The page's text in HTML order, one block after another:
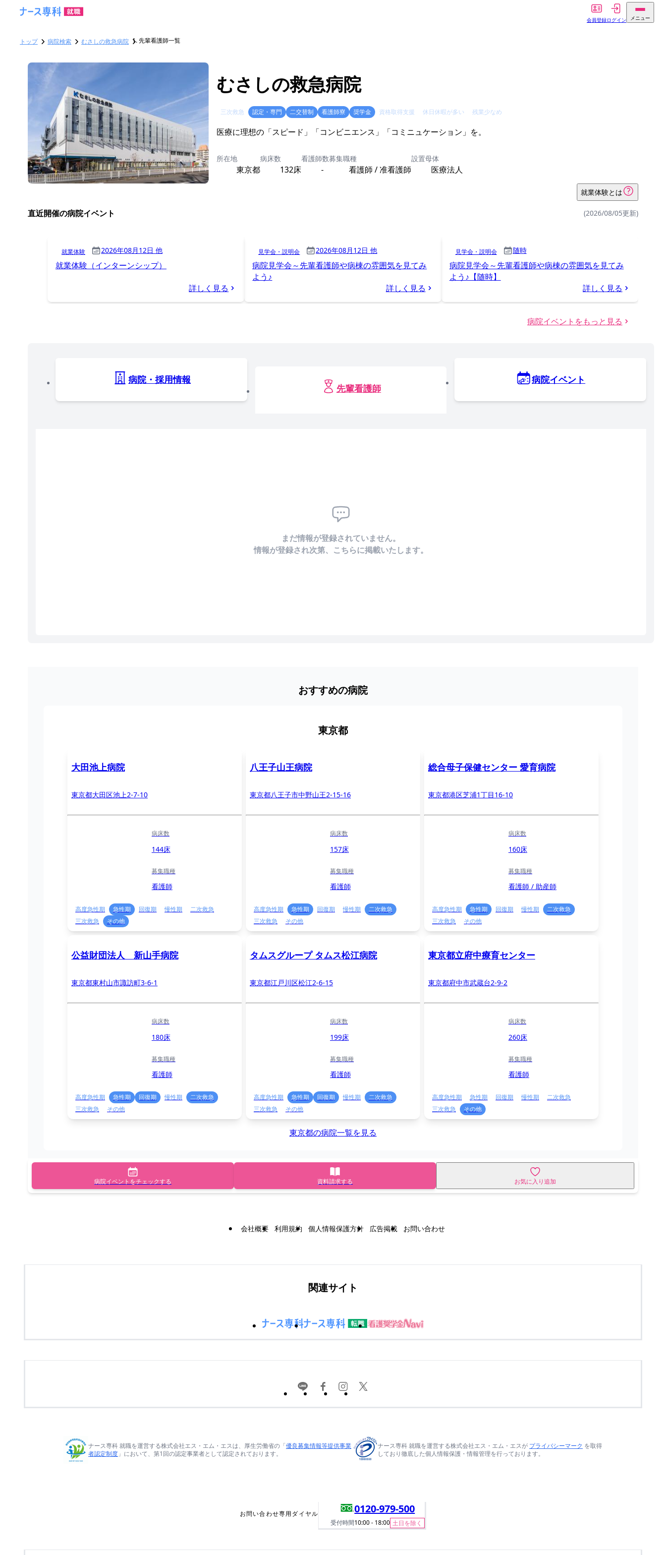
会員登録ログイン メニュー
トップ 病院検索 むさしの救急病院 先輩看護師一覧
むさしの救急病院
三次救急 認定・専門 二交替制 看護師寮 奨学金 資格取得支援 休日休暇が多い 残業少なめ
所在地
東京都
病床数
132床
看護師数
-
募集職種
看護師 / 准看護師
設置母体
医療法人
就業体験とは
直近開催の病院イベント (2026/08/05更新)
就業体験 2026年08月12日 他
就業体験（インターンシップ）
詳しく見る
見学会・説明会 2026年08月12日 他
病院見学会～先輩看護師や病棟の雰囲気を見てみ
よう♪
詳しく見る
見学会・説明会 随時
病院見学会～先輩看護師や病棟の雰囲気を見てみ
よう♪【随時】
詳しく見る
病院イベントをもっと見る
病院・採用情報
先輩看護師
病院イベント
まだ情報が登録されていません。
情報が登録され次第、こちらに掲載いたします。
おすすめの病院
東京都
大田池上病院
東京都大田区池上2-7-10
病床数
144床
募集職種
看護師
高度急性期 急性期 回復期 慢性期
二次救急
三次救急
その他
八王子山王病院
東京都八王子市中野山王2-15-16
病床数
157床
募集職種
看護師
高度急性期 急性期 回復期 慢性期
二次救急
三次救急
その他
総合母子保健センター 愛育病院
東京都港区芝浦1丁目16-10
病床数
160床
募集職種
看護師 / 助産師
高度急性期 急性期 回復期 慢性期
二次救急
三次救急
その他
公益財団法人 新山手病院
東京都東村山市諏訪町3-6-1
病床数
180床
募集職種
看護師
高度急性期 急性期 回復期 慢性期
二次救急
三次救急
その他
タムスグループ タムス松江病院
東京都江戸川区松江2-6-15
病床数
199床
募集職種
看護師
高度急性期 急性期 回復期 慢性期
二次救急
三次救急
その他
東京都立府中療育センター
東京都府中市武蔵台2-9-2
病床数
260床
募集職種
看護師
高度急性期 急性期 回復期 慢性期
二次救急
三次救急
その他
東京都の病院一覧を見る
病院イベントをチェックする 資料請求する お気に入り追加
会社概要 利用規約 個人情報保護方針 広告掲載 お問い合わせ
関連サイト
ナース専科 就職を運営する株式会社エス・エム・エスは、厚生労働省の「優良募集情報等提供事業
者認定制度 」において、第1回の認定事業者として認定されております。
ナース専科 就職を運営する株式会社エス・エム・エスが プライバシーマーク を取得
しており徹底した個人情報保護・情報管理を行っております。
お問い合わせ専用ダイヤル 0120-979-500
受付時間10:00 - 18:00 土日を除く